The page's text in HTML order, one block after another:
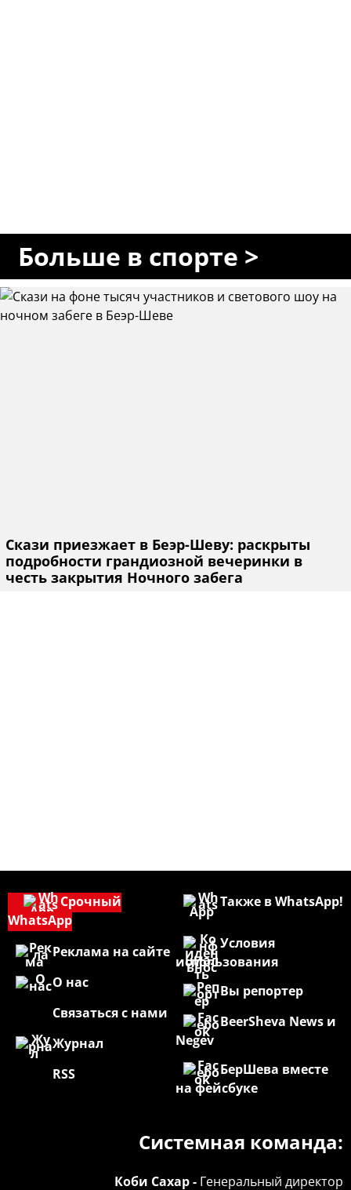
Больше в спорте >
Скази приезжает в Беэр-Шеву: раскрыты
подробности грандиозной вечеринки в
честь закрытия Ночного забега
Также в WhatsApp!
Условия
использования
Вы репортер
BeerSheva News и
Negev
БерШева вместе
на фейсбуке
Срочный
WhatsApp
Реклама на сайте
О нас
Связаться с нами
Журнал
RSS
Системная команда:
Коби Сахар - Генеральный директор